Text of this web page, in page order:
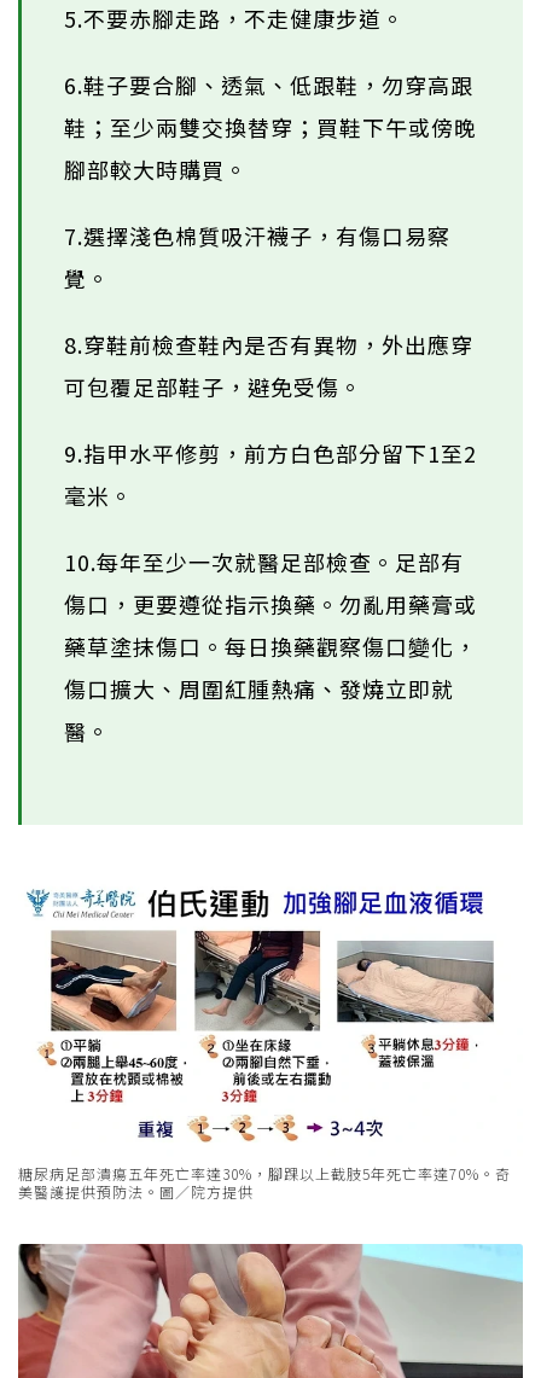
5.不要赤腳走路，不走健康步道。
6.鞋子要合腳、透氣、低跟鞋，勿穿高跟
鞋；至少兩雙交換替穿；買鞋下午或傍晚
腳部較大時購買。
7.選擇淺色棉質吸汗襪子，有傷口易察
覺。
8.穿鞋前檢查鞋內是否有異物，外出應穿
可包覆足部鞋子，避免受傷。
9.指甲水平修剪，前方白色部分留下1至2
毫米。
10.每年至少一次就醫足部檢查。足部有
傷口，更要遵從指示換藥。勿亂用藥膏或
藥草塗抹傷口。每日換藥觀察傷口變化，
傷口擴大、周圍紅腫熱痛、發燒立即就
醫。
糖尿病足部潰瘍五年死亡率達30%，腳踝以上截肢5年死亡率達70%。奇
美醫護提供預防法。圖／院方提供